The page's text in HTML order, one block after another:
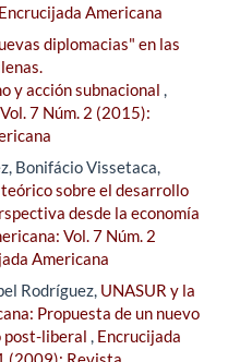
Americana
diplomacias" en las
y acción subnacional ,
7 Núm. 2 (2015):
Bonifácio Vissetaca,
sobre el desarrollo
desde la economía
Vol. 7 Núm. 2
Americana
Rodríguez, UNASUR y la
Propuesta de un nuevo
post-liberal , Encrucijada